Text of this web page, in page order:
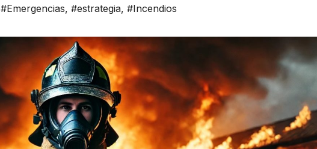
#Emergencias, #estrategia, #Incendios